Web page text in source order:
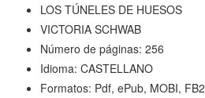
LOS TÚNELES DE HUESOS
VICTORIA SCHWAB
Número de páginas: 256
Idioma: CASTELLANO
Formatos: Pdf, ePub, MOBI, FB2